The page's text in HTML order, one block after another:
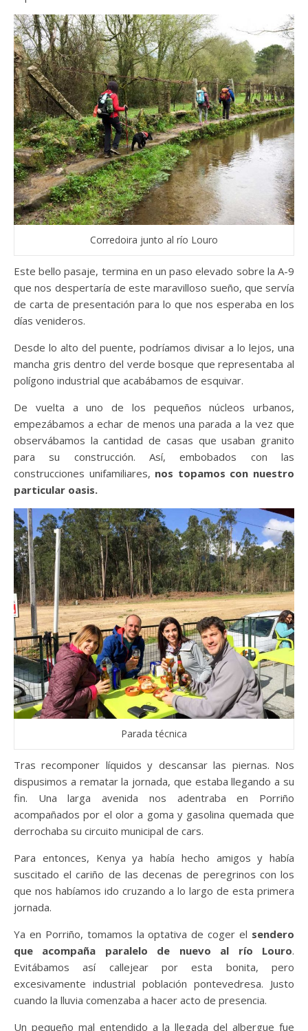
Corredoira junto al río Louro
Este bello pasaje, termina en un paso elevado sobre la A-9
que nos despertaría de este maravilloso sueño, que servía
de carta de presentación para lo que nos esperaba en los
días venideros.
Desde lo alto del puente, podríamos divisar a lo lejos, una
mancha gris dentro del verde bosque que representaba al
polígono industrial que acabábamos de esquivar.
De vuelta a uno de los pequeños núcleos urbanos,
empezábamos a echar de menos una parada a la vez que
observábamos la cantidad de casas que usaban granito
para su construcción. Así, embobados con las
construcciones unifamiliares, nos topamos con nuestro
particular oasis.
Parada técnica
Tras recomponer líquidos y descansar las piernas. Nos
dispusimos a rematar la jornada, que estaba llegando a su
fin. Una larga avenida nos adentraba en Porriño
acompañados por el olor a goma y gasolina quemada que
derrochaba su circuito municipal de cars.
Para entonces, Kenya ya había hecho amigos y había
suscitado el cariño de las decenas de peregrinos con los
que nos habíamos ido cruzando a lo largo de esta primera
jornada.
Ya en Porriño, tomamos la optativa de coger el sendero
que acompaña paralelo de nuevo al río Louro.
Evitábamos así callejear por esta bonita, pero
excesivamente industrial población pontevedresa. Justo
cuando la lluvia comenzaba a hacer acto de presencia.
Un pequeño mal entendido a la llegada del albergue fue